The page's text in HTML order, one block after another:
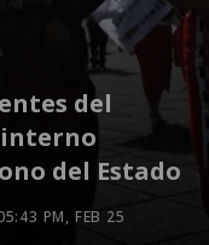
del
del Estado
PM, FEB 25